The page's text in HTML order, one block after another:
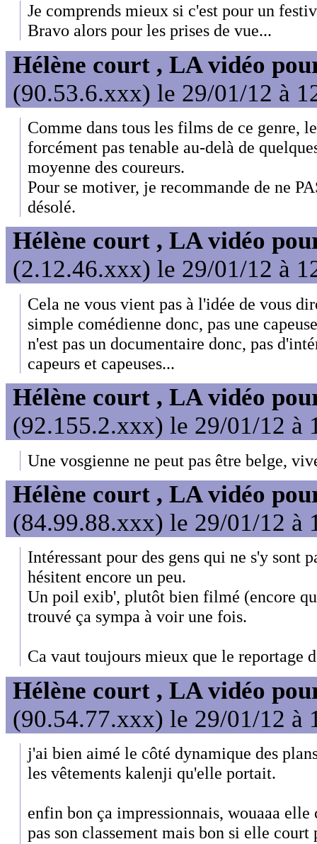
Je comprends mieux si c'est pour un
Bravo alors pour les prises de vue...
Hélène court , LA vidéo
(90.53.6.xxx) le 29/01/12 à
Comme dans tous les films de ce genre,
forcément pas tenable au-delà de
moyenne des coureurs.
Pour se motiver, je recommande de ne
désolé.
Hélène court , LA vidéo
(2.12.46.xxx) le 29/01/12 à
Cela ne vous vient pas à l'idée de vous
simple comédienne donc, pas une
n'est pas un documentaire donc, pas
capeurs et capeuses...
Hélène court , LA vidéo
(92.155.2.xxx) le 29/01/12 à
Une vosgienne ne peut pas être belge,
Hélène court , LA vidéo
(84.99.88.xxx) le 29/01/12 à
Intéressant pour des gens qui ne s'y sont
hésitent encore un peu.
Un poil exib', plutôt bien filmé (encore
trouvé ça sympa à voir une fois.
Ca vaut toujours mieux que le reportage
Hélène court , LA vidéo
(90.54.77.xxx) le 29/01/12 à
j'ai bien aimé le côté dynamique des
les vêtements kalenji qu'elle portait.
enfin bon ça impressionnais, wouaaa
pas son classement mais bon si elle court